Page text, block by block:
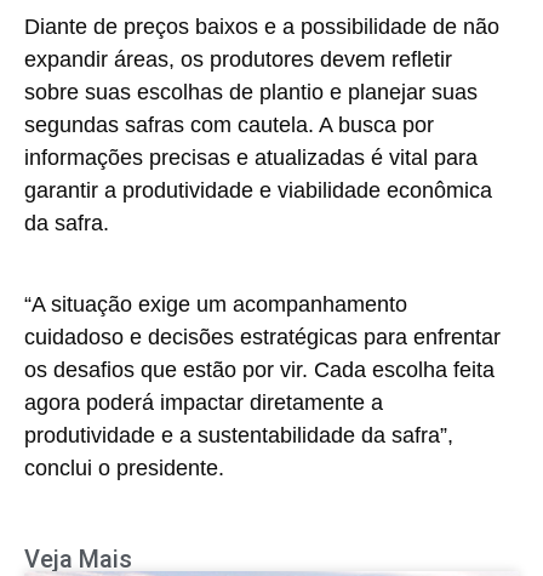
Diante de preços baixos e a possibilidade de não
expandir áreas, os produtores devem refletir
sobre suas escolhas de plantio e planejar suas
segundas safras com cautela. A busca por
informações precisas e atualizadas é vital para
garantir a produtividade e viabilidade econômica
da safra.
“A situação exige um acompanhamento
cuidadoso e decisões estratégicas para enfrentar
os desafios que estão por vir. Cada escolha feita
agora poderá impactar diretamente a
produtividade e a sustentabilidade da safra”,
conclui o presidente.
Veja Mais